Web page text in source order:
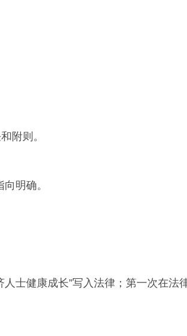
附则。
明确。
士健康成长”写入法律；第一次在法